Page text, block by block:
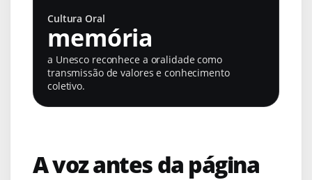
Cultura Oral
memória
a Unesco reconhece a oralidade como
transmissão de valores e conhecimento
coletivo.
A voz antes da página